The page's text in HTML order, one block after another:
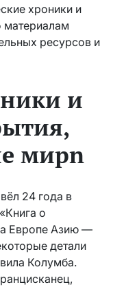
хроники и
материалам
ресурсов и
и
мирn
24 года в
о
Европе Азию —
детали
Колумба.